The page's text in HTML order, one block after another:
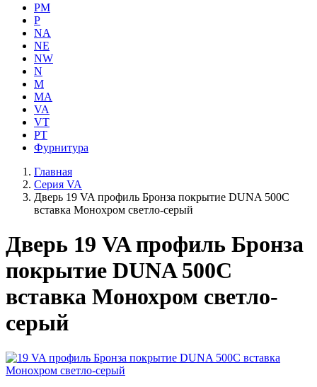
PM
P
NA
NE
NW
N
M
MA
VA
VT
PT
Фурнитура
Главная
Серия VA
Дверь 19 VA профиль Бронза покрытие DUNA 500C
вставка Монохром светло-серый
Дверь 19 VA профиль Бронза
покрытие DUNA 500C
вставка Монохром светло-
серый